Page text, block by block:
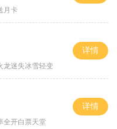
月卡
龙迷失冰雪轻变
详情
全开白票天堂
详情